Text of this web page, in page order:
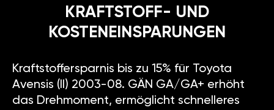
KRAFTSTOFF- UND
KOSTENEINSPARUNGEN
Kraftstoffersparnis bis zu 15% für Toyota
Avensis (II) 2003-08. GÄN GA/GA+ erhöht
das Drehmoment, ermöglicht schnelleres